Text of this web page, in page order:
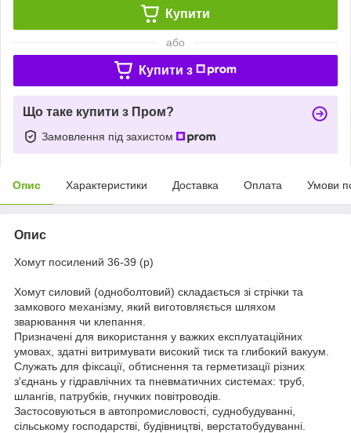
Купити
або
Купити з
Що таке купити з Пром?
Замовлення під захистом
Опис Характеристики Доставка Оплата Умови
Опис
Хомут посилений 36-39 (р)
Хомут силовий (одноболтовий) складається зі стрічки та
замкового механізму, який виготовляється шляхом
зварювання чи клепання.
Призначені для використання у важких експлуатаційних
умовах, здатні витримувати високий тиск та глибокий вакуум.
Служать для фіксації, обтиснення та герметизації різних
з'єднань у гідравлічних та пневматичних системах: труб,
шлангів, патрубків, гнучких повітроводів.
Застосовуються в автопромисловості, суднобудуванні,
сільському господарстві, будівництві, верстатобудуванні.